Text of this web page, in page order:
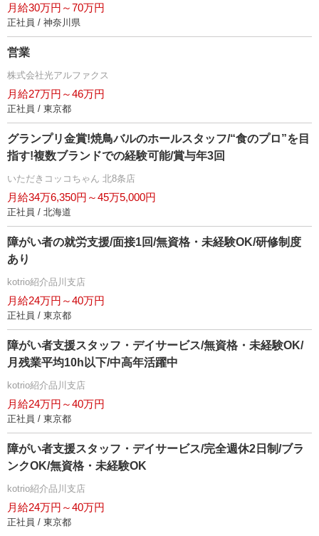
月給30万円～70万円
正社員 / 神奈川県
営業
株式会社光アルファクス
月給27万円～46万円
正社員 / 東京都
グランプリ金賞!焼鳥バルのホールスタッフ/“食のプロ”を目
指す!複数ブランドでの経験可能/賞与年3回
いただきコッコちゃん 北8条店
月給34万6,350円～45万5,000円
正社員 / 北海道
障がい者の就労支援/面接1回/無資格・未経験OK/研修制度
あり
kotrio紹介品川支店
月給24万円～40万円
正社員 / 東京都
障がい者支援スタッフ・デイサービス/無資格・未経験OK/
月残業平均10h以下/中高年活躍中
kotrio紹介品川支店
月給24万円～40万円
正社員 / 東京都
障がい者支援スタッフ・デイサービス/完全週休2日制/ブラ
ンクOK/無資格・未経験OK
kotrio紹介品川支店
月給24万円～40万円
正社員 / 東京都